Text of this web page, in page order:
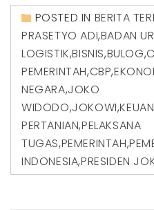
POSTED IN BERITA
PRASETYO ADI,BADAN
LOGISTIK,BISNIS,BULOG,
PEMERINTAH,CBP,
NEGARA,JOKO
WIDODO,JOKOWI,
PERTANIAN,PELAKSANA
TUGAS,PEMERINTAH,
INDONESIA,PRESIDEN